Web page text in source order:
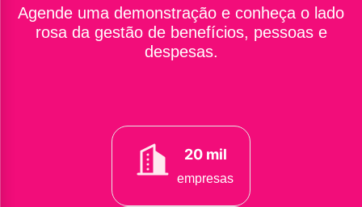
Agende uma demonstração e conheça o lado
rosa da gestão de benefícios, pessoas e
despesas.
20 mil
empresas